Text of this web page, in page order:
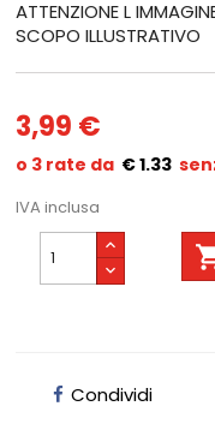
ATTENZIONE L
SCOPO ILLUSTRATIVO
3,99 €
€ 1.33
IVA inclusa
Condividi